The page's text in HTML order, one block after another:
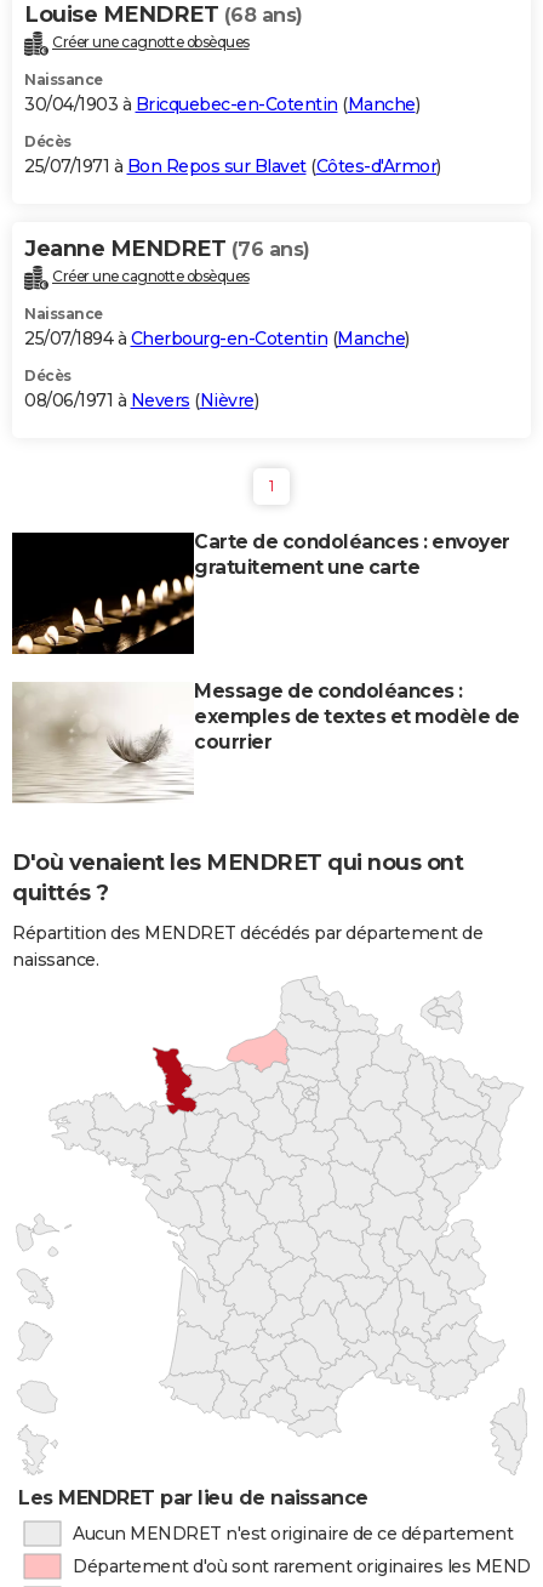
Louise MENDRET (68 ans)
Créer une cagnotte obsèques
Naissance
30/04/1903 à Bricquebec-en-Cotentin (Manche)
Décès
25/07/1971 à Bon Repos sur Blavet(Côtes-d'Armor)
Jeanne MENDRET (76 ans)
Créer une cagnotte obsèques
Naissance
25/07/1894 à Cherbourg-en-Cotentin (Manche)
Décès
08/06/1971 à Nevers (Nièvre)
1
Carte de condoléances : envoyer
gratuitement une carte
Message de condoléances :
exemples de textes et modèle de
courrier
D'où venaient les MENDRET qui nous ont
quittés ?
Répartition des MENDRET décédés par département de
naissance.
Les MENDRET par lieu de naissance
Aucun MENDRET n'est originaire de ce département
Département d'où sont rarement originaires les